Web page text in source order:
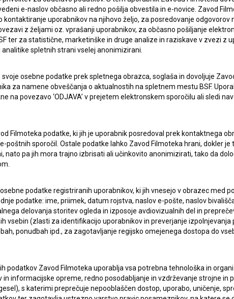
PRIJAVITE SE NA BSF NOVIČNIK:
Sprejemam splošne pogoje soglasjeza
zbiranje, hrambo in obdelavo osebnih podatkov.
e-naslov občasno ali redno pošilja obvestila in e-novice. Zavod
uporabnikov na njihovo željo, za posredovanje odgovorov
z željami oz. vprašanji uporabnikov, za občasno pošiljanje
ter za statistične, marketinške in druge analize in raziskave v zvezi z
spletnih strani vselej anonimizirani.
osebne podatke prek spletnega obrazca, soglaša in dovoljuje
za namene obveščanja o aktualnostih na spletnem mestu BSF.
na povezavo ‘ODJAVA’ v prejetem elektronskem sporočilu ali sledi
Filmoteka podatke, ki jih je uporabnik posredoval prek kontaktnega
poštnih sporočil. Ostale podatke lahko Zavod Filmoteka hrani, dokler
nato pa jih mora trajno izbrisati ali učinkovito anonimizirati, tako da
podatke registriranih uporabnikov, ki jih vnesejo v obrazec med
podatke: ime, priimek, datum rojstva, naslov e-pošte, naslov
delovanja storitev ogleda in izposoje avdiovizualnih del in
vsebin (zlasti za identifikacijo uporabnikov in preverjanje izpolnjevanja
ponudbah ipd., za zagotavljanje regijsko omejenega dostopa do
podatkov Zavod Filmoteka uporablja vsa potrebna tehnološka in
informacijske opreme, redno posodabljanje in vzdrževanje strojne in
s katerimi preprečuje nepooblaščen dostop, uporabo, uničenje,